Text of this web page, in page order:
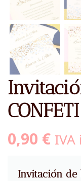
CONFETI
0,90 € IVA
Invitación de